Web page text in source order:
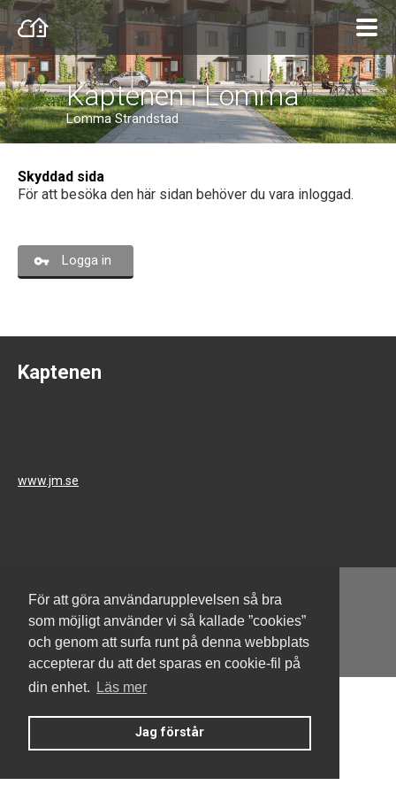
För att göra användarupplevelsen så bra
som möjligt använder vi så kallade ”cookies”
och genom att surfa runt på denna webbplats
accepterar du att det sparas en cookie-fil på
din enhet.
Läs mer
Jag förstår
Kaptenen i Lomma
Lomma Strandstad
Skyddad sida
För att besöka den här sidan behöver du vara inloggad.
Logga in
Kaptenen
www.jm.se
Denna hemsida är byggd med Smart Brf ®